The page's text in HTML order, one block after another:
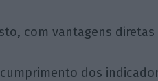
com vantagens diretas
dos